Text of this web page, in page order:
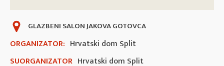
ORGANIZATOR: Hrvatski dom Split
SUORGANIZATOR Hrvatski dom Split
GLAZBENI SALON JAKOVA GOTOVCA